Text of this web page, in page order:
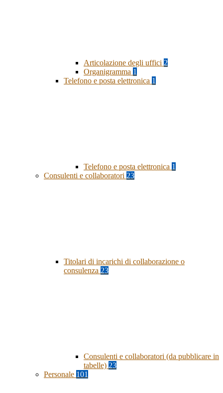
Articolazione degli uffici 2
Organigramma 1
Telefono e posta elettronica 1
Telefono e posta elettronica 1
Consulenti e collaboratori 23
Titolari di incarichi di collaborazione o
consulenza 23
Consulenti e collaboratori (da pubblicare in
tabelle) 23
Personale 101